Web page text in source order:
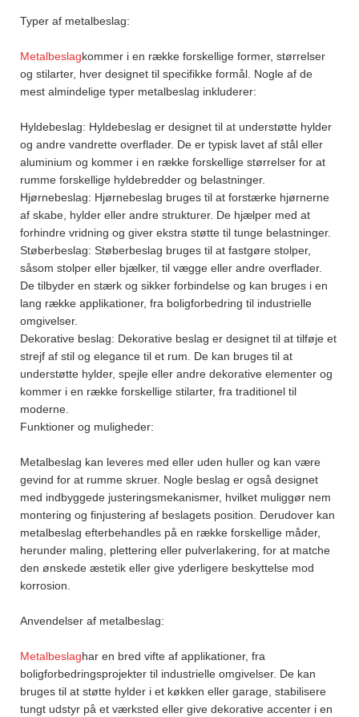
Typer af metalbeslag:
Metalbeslagkommer i en række forskellige former, størrelser
og stilarter, hver designet til specifikke formål. Nogle af de
mest almindelige typer metalbeslag inkluderer:
Hyldebeslag: Hyldebeslag er designet til at understøtte hylder
og andre vandrette overflader. De er typisk lavet af stål eller
aluminium og kommer i en række forskellige størrelser for at
rumme forskellige hyldebredder og belastninger.
Hjørnebeslag: Hjørnebeslag bruges til at forstærke hjørnerne
af skabe, hylder eller andre strukturer. De hjælper med at
forhindre vridning og giver ekstra støtte til tunge belastninger.
Støberbeslag: Støberbeslag bruges til at fastgøre stolper,
såsom stolper eller bjælker, til vægge eller andre overflader.
De tilbyder en stærk og sikker forbindelse og kan bruges i en
lang række applikationer, fra boligforbedring til industrielle
omgivelser.
Dekorative beslag: Dekorative beslag er designet til at tilføje et
strejf af stil og elegance til et rum. De kan bruges til at
understøtte hylder, spejle eller andre dekorative elementer og
kommer i en række forskellige stilarter, fra traditionel til
moderne.
Funktioner og muligheder:
Metalbeslag kan leveres med eller uden huller og kan være
gevind for at rumme skruer. Nogle beslag er også designet
med indbyggede justeringsmekanismer, hvilket muliggør nem
montering og finjustering af beslagets position. Derudover kan
metalbeslag efterbehandles på en række forskellige måder,
herunder maling, plettering eller pulverlakering, for at matche
den ønskede æstetik eller give yderligere beskyttelse mod
korrosion.
Anvendelser af metalbeslag:
Metalbeslaghar en bred vifte af applikationer, fra
boligforbedringsprojekter til industrielle omgivelser. De kan
bruges til at støtte hylder i et køkken eller garage, stabilisere
tungt udstyr på et værksted eller give dekorative accenter i en